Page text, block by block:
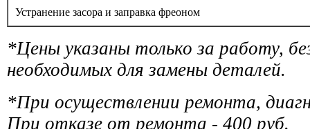
Устранение засора и заправка фреоном
*Цены указаны только за работу,
необходимых для замены деталей.
*При осуществлении ремонта,
При отказе от ремонта - 400 руб.